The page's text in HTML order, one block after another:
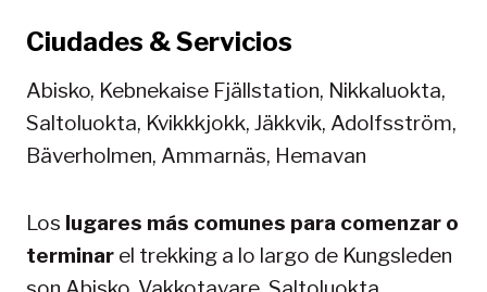
Ciudades & Servicios
Abisko, Kebnekaise Fjällstation, Nikkaluokta,
Saltoluokta, Kvikkkjokk, Jäkkvik, Adolfsström,
Bäverholmen, Ammarnäs, Hemavan
Los lugares más comunes para comenzar o
terminar el trekking a lo largo de Kungsleden